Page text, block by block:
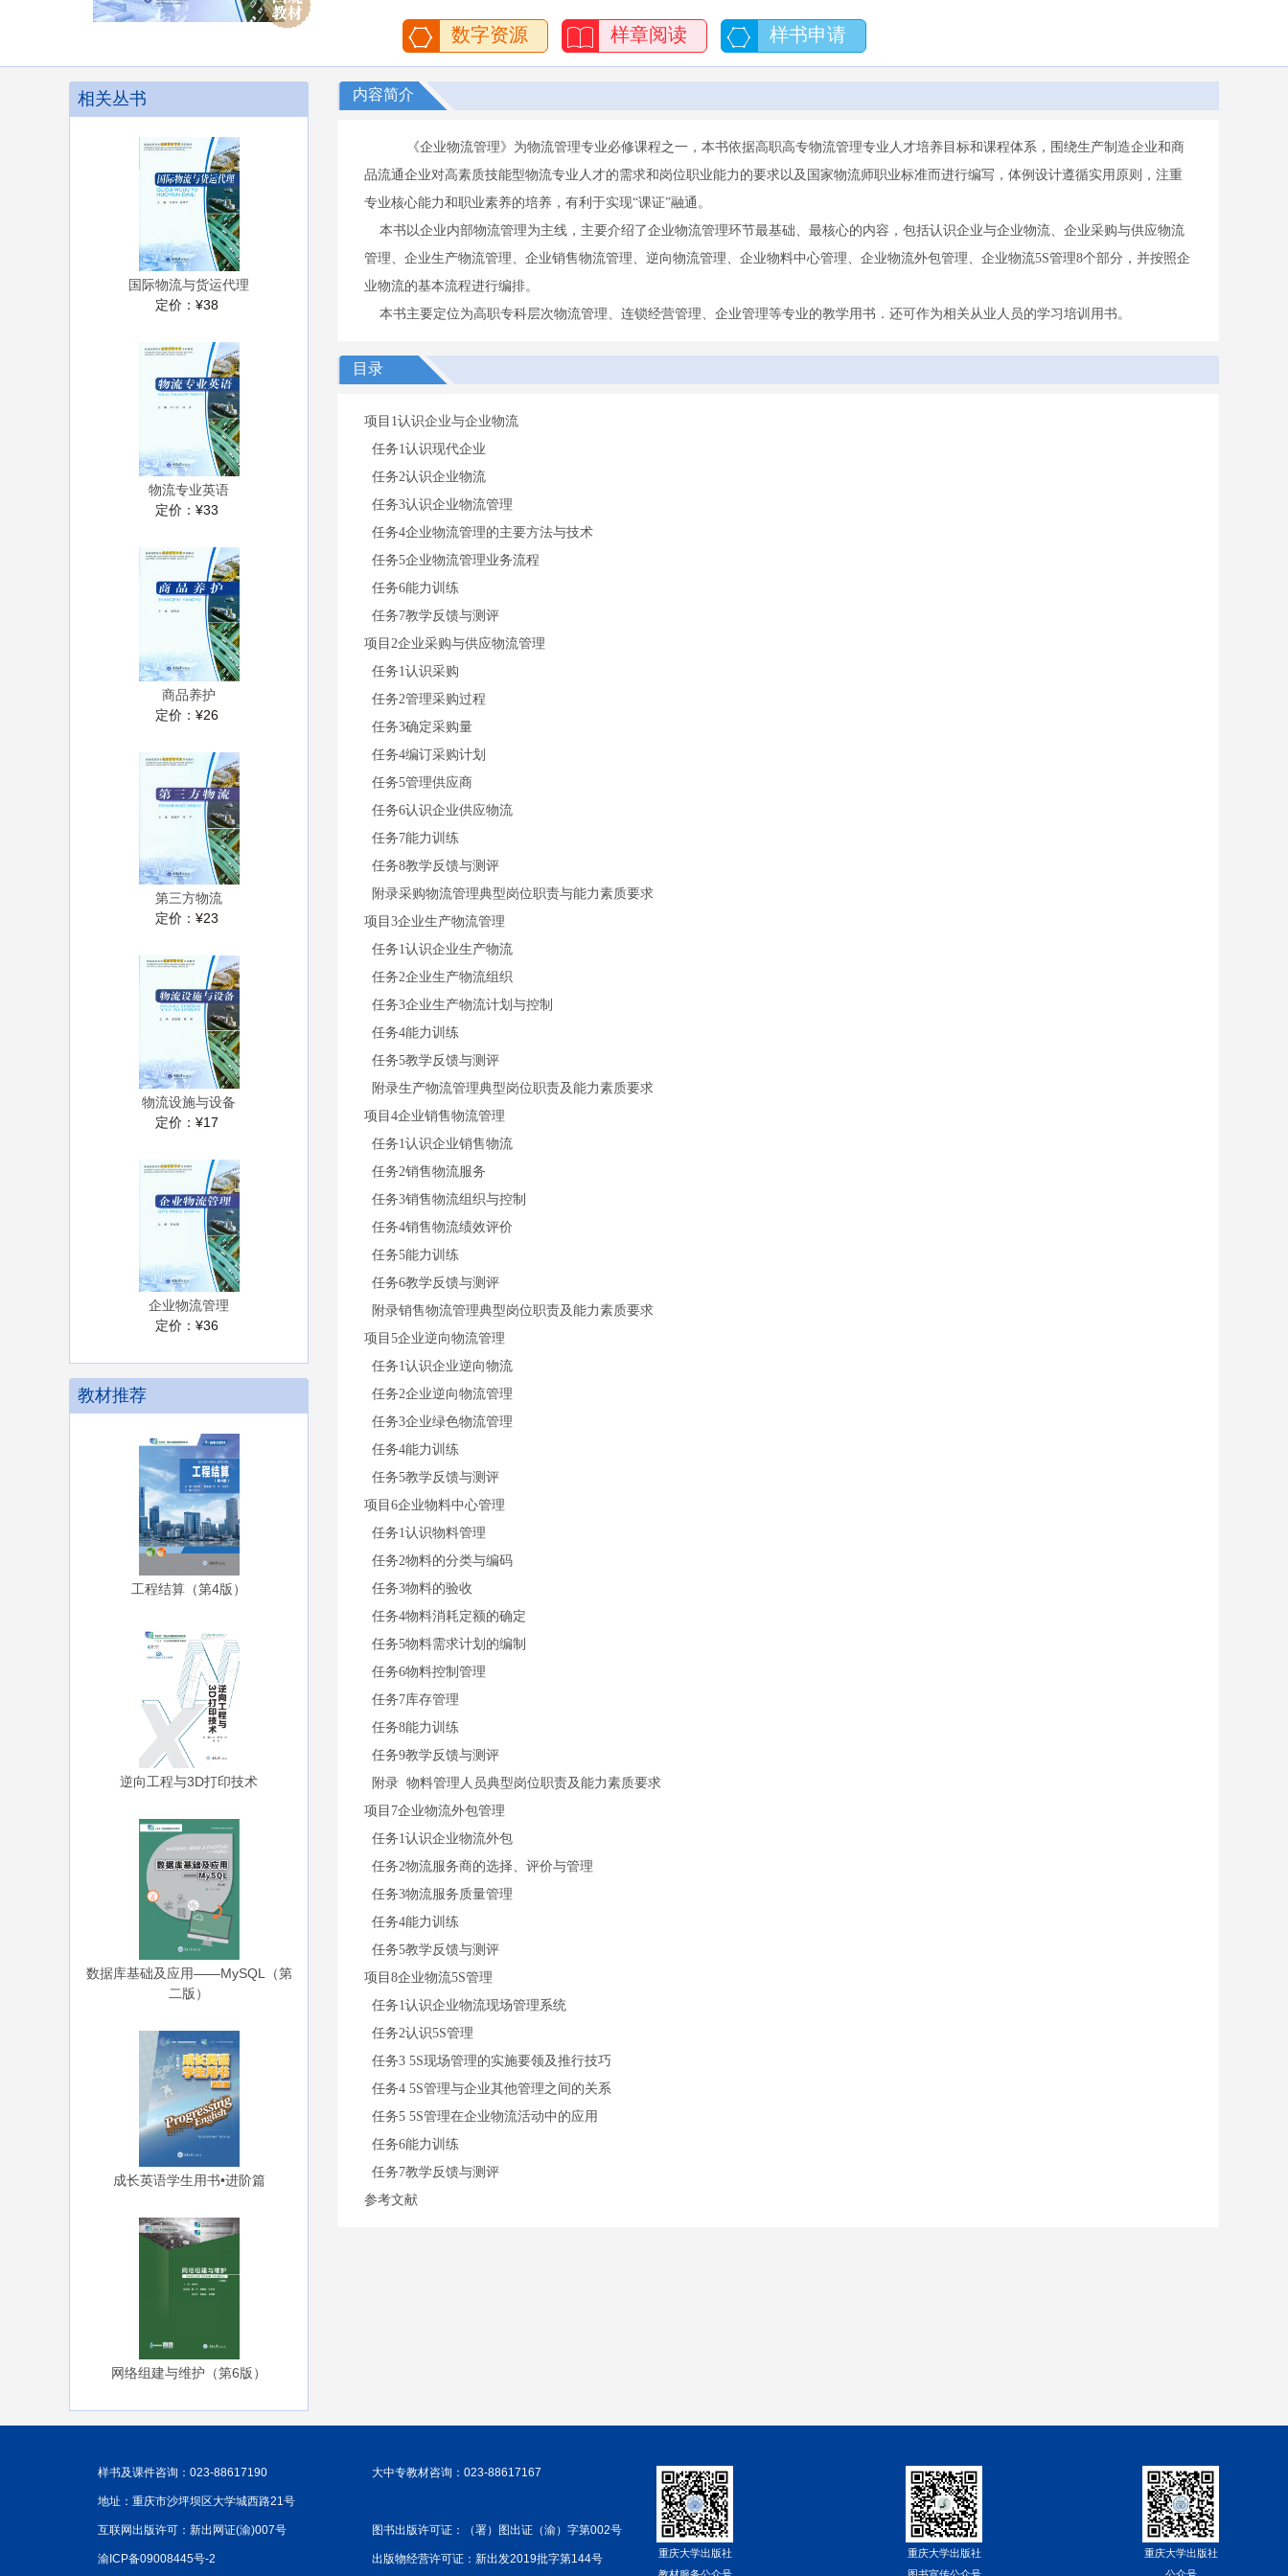
数字资源 样章阅读 样书申请
相关丛书
国际物流与货运代理
定价： ¥38
物流专业英语
定价： ¥33
商品养护
定价： ¥26
第三方物流
定价： ¥23
物流设施与设备
定价： ¥17
企业物流管理
定价： ¥36
教材推荐
工程结算（第4版）
逆向工程与3D打印技术
数据库基础及应用——MySQL（第
二版）
成长英语学生用书•进阶篇
网络组建与维护（第6版）
内容简介
《企业物流管理》为物流管理专业必修课程之一，本书依据高职高专物流管理专业人才培养目标和课程体系，围绕生产制造企业和商
品流通企业对高素质技能型物流专业人才的需求和岗位职业能力的要求以及国家物流师职业标准而进行编写，体例设计遵循实用原则，注重
专业核心能力和职业素养的培养，有利于实现“课证”融通。
本书以企业内部物流管理为主线，主要介绍了企业物流管理环节最基础、最核心的内容，包括认识企业与企业物流、企业采购与供应物流
管理、企业生产物流管理、企业销售物流管理、逆向物流管理、企业物料中心管理、企业物流外包管理、企业物流5S管理8个部分，并按照企
业物流的基本流程进行编排。
本书主要定位为高职专科层次物流管理、连锁经营管理、企业管理等专业的教学用书．还可作为相关从业人员的学习培训用书。
目录
项目1认识企业与企业物流
任务1认识现代企业
任务2认识企业物流
任务3认识企业物流管理
任务4企业物流管理的主要方法与技术
任务5企业物流管理业务流程
任务6能力训练
任务7教学反馈与测评
项目2企业采购与供应物流管理
任务1认识采购
任务2管理采购过程
任务3确定采购量
任务4编订采购计划
任务5管理供应商
任务6认识企业供应物流
任务7能力训练
任务8教学反馈与测评
附录采购物流管理典型岗位职责与能力素质要求
项目3企业生产物流管理
任务1认识企业生产物流
任务2企业生产物流组织
任务3企业生产物流计划与控制
任务4能力训练
任务5教学反馈与测评
附录生产物流管理典型岗位职责及能力素质要求
项目4企业销售物流管理
任务1认识企业销售物流
任务2销售物流服务
任务3销售物流组织与控制
任务4销售物流绩效评价
任务5能力训练
任务6教学反馈与测评
附录销售物流管理典型岗位职责及能力素质要求
项目5企业逆向物流管理
任务1认识企业逆向物流
任务2企业逆向物流管理
任务3企业绿色物流管理
任务4能力训练
任务5教学反馈与测评
项目6企业物料中心管理
任务1认识物料管理
任务2物料的分类与编码
任务3物料的验收
任务4物料消耗定额的确定
任务5物料需求计划的编制
任务6物料控制管理
任务7库存管理
任务8能力训练
任务9教学反馈与测评
附录 物料管理人员典型岗位职责及能力素质要求
项目7企业物流外包管理
任务1认识企业物流外包
任务2物流服务商的选择、评价与管理
任务3物流服务质量管理
任务4能力训练
任务5教学反馈与测评
项目8企业物流5S管理
任务1认识企业物流现场管理系统
任务2认识5S管理
任务3 5S现场管理的实施要领及推行技巧
任务4 5S管理与企业其他管理之间的关系
任务5 5S管理在企业物流活动中的应用
任务6能力训练
任务7教学反馈与测评
参考文献
样书及课件咨询：023-88617190 大中专教材咨询：023-88617167
地址：重庆市沙坪坝区大学城西路21号
互联网出版许可：新出网证(渝)007号 图书出版许可证：（署）图出证（渝）字第002号
渝ICP备09008445号-2 出版物经营许可证：新出发2019批字第144号
重庆大学出版社
重庆大学出版社
重庆大学出版社